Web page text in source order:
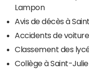
Lampon
Avis de décès à
Accidents de
Classement des
Collège à Saint-